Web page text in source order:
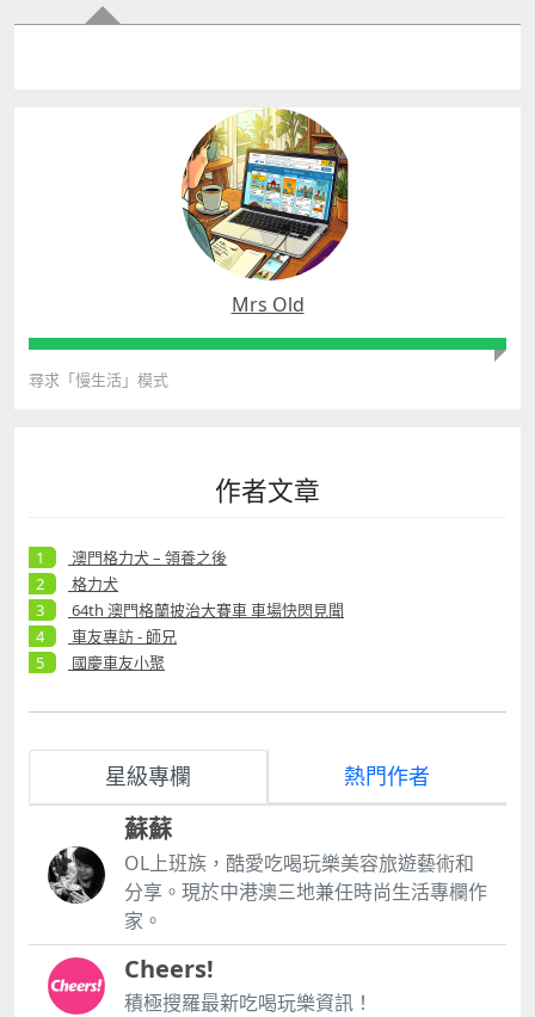
Mrs Old
尋求「慢生活」模式
作者文章
澳門格力犬 – 領養之後
格力犬
64th 澳門格蘭披治大賽車 車場快閃見聞
車友專訪 - 師兄
國慶車友小聚
星級專欄 熱門作者
蘇蘇
OL上班族，酷愛吃喝玩樂美容旅遊藝術和
分享。現於中港澳三地兼任時尚生活專欄作
家。
Cheers!
積極搜羅最新吃喝玩樂資訊！